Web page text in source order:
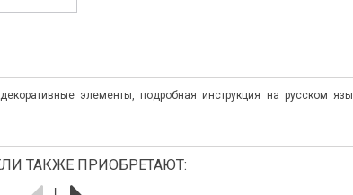
элементы, подробная инструкция на русском
ТАКЖЕ ПРИОБРЕТАЮТ: